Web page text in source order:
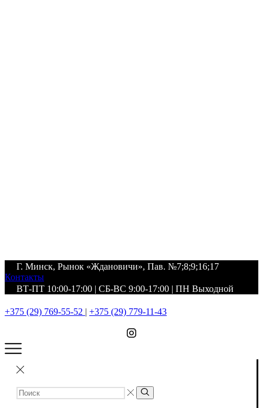
Г. Минск, Рынок «Ждановичи», Пав. №7;8;9;16;17
Контакты
ВТ-ПТ 10:00-17:00 | СБ-ВС 9:00-17:00 | ПН Выходной
+375 (29) 769-55-52 | +375 (29) 779-11-43